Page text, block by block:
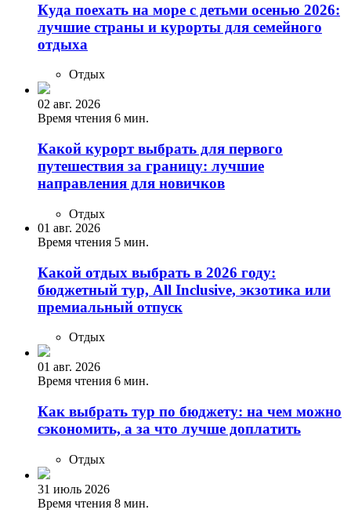
Куда поехать на море с детьми осенью 2026:
лучшие страны и курорты для семейного
отдыха
Отдых
02 авг. 2026
Время чтения 6 мин.
Какой курорт выбрать для первого
путешествия за границу: лучшие
направления для новичков
Отдых
01 авг. 2026
Время чтения 5 мин.
Какой отдых выбрать в 2026 году:
бюджетный тур, All Inclusive, экзотика или
премиальный отпуск
Отдых
01 авг. 2026
Время чтения 6 мин.
Как выбрать тур по бюджету: на чем можно
сэкономить, а за что лучше доплатить
Отдых
31 июль 2026
Время чтения 8 мин.